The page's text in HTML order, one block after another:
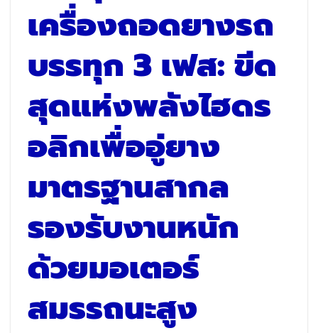
เครื่องถอดยางรถ
บรรทุก 3 เฟส: ขีด
สุดแห่งพลังไฮดร
อลิกเพื่ออู่ยาง
มาตรฐานสากล
รองรับงานหนัก
ด้วยมอเตอร์
สมรรถนะสูง